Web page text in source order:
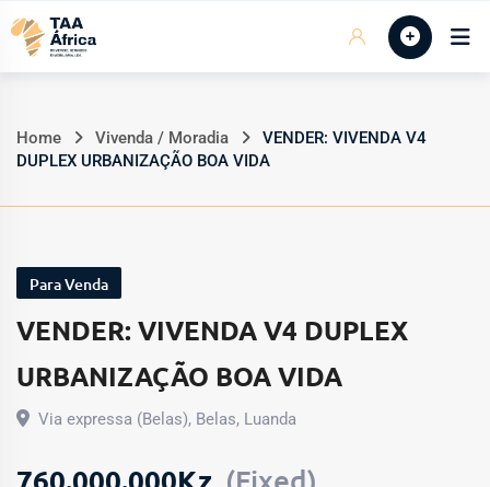
Skip
Início
Home Vivenda / Moradia
VENDER: VIVENDA V4
DUPLEX URBANIZAÇÃO BOA VIDA
Para Venda
VENDER: VIVENDA V4 DUPLEX
URBANIZAÇÃO BOA VIDA
Via expressa (Belas), Belas, Luanda